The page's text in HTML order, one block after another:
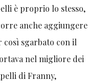
è proprio lo stesso,
anche aggiungere
così sgarbato con il
nel migliore dei
di Franny,